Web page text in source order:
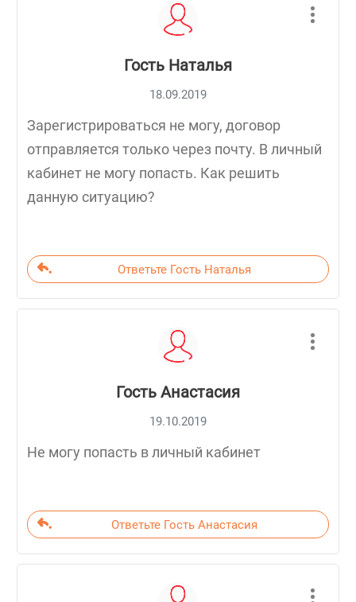
Гость Наталья
18.09.2019
Зарегистрироваться не могу, договор
отправляется только через почту. В личный
кабинет не могу попасть. Как решить
данную ситуацию?
Ответьте Гость Наталья
Гость Анастасия
19.10.2019
Не могу попасть в личный кабинет
Ответьте Гость Анастасия